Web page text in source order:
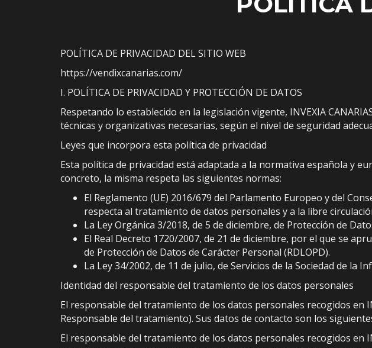
POLÍTICA DE PRIVACIDAD DEL SITIO WEB
https://vendixcanarias.com/
I. POLÍTICA DE PRIVACIDAD Y PROTECCIÓN DE DATOS
Respetando lo establecido en la legislación vigente, INVEXIA
técnicas y organizativas necesarias, según el nivel de seguridad
Leyes que incorpora esta política de privacidad
Esta política de privacidad está adaptada a la normativa española y
concreto, la misma respeta las siguientes normas:
El Reglamento (UE) 2016/679 del Parlamento Europeo y del
respecta al tratamiento de datos personales y a la libre
La Ley Orgánica 3/2018, de 5 de diciembre, de Protección de
El Real Decreto 1720/2007, de 21 de diciembre, por el que se
de Protección de Datos de Carácter Personal (RDLOPD).
La Ley 34/2002, de 11 de julio, de Servicios de la Sociedad de la
Identidad del responsable del tratamiento de los datos personales
El responsable del tratamiento de los datos personales recogidos en
Responsable del tratamiento). Sus datos de contacto son los
El responsable del tratamiento de los datos personales recogidos en